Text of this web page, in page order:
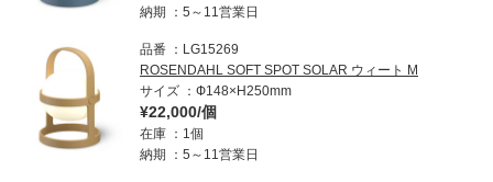
納期
5～11営業日
品番
LG15269
ROSENDAHL SOFT SPOT SOLAR ウィート M
サイズ
Ф148×H250mm
¥22,000/個
在庫
1個
納期
5～11営業日